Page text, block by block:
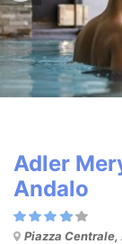
Adler
Andalo
Piazza